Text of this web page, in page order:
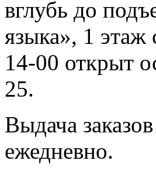
вглубь до
языка», 1
14-00 открыт
25.
Выдача
ежедневно.